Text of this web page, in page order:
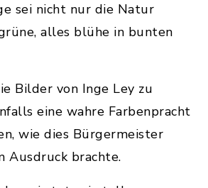
sei nicht nur die Natur
alles blühe in bunten
Bilder von Inge Ley zu
eine wahre Farbenpracht
wie dies Bürgermeister
Ausdruck brachte.